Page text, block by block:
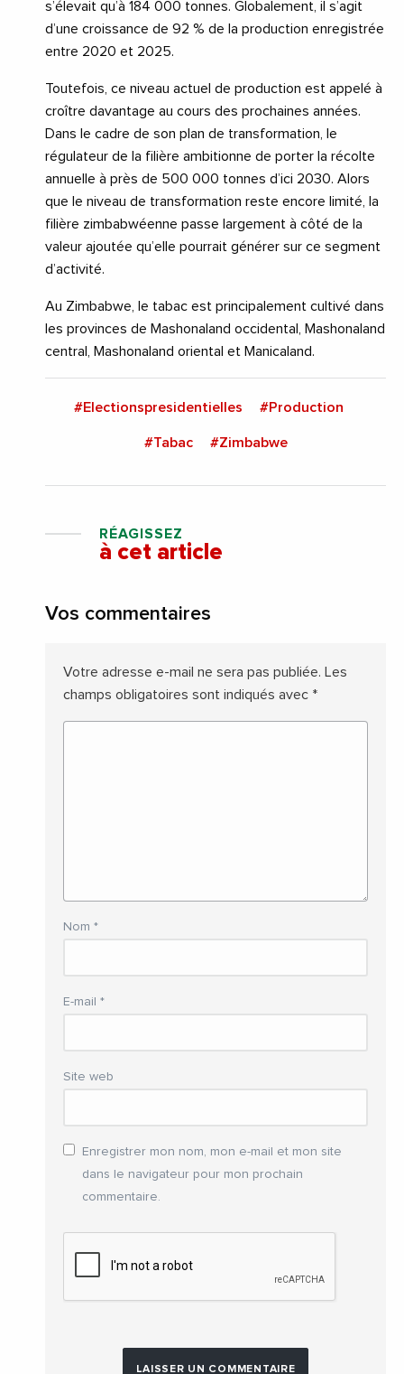
s’élevait qu’à 184 000 tonnes. Globalement, il s’agit
d’une croissance de 92 % de la production enregistrée
entre 2020 et 2025.
Toutefois, ce niveau actuel de production est appelé à
croître davantage au cours des prochaines années.
Dans le cadre de son plan de transformation, le
régulateur de la filière ambitionne de porter la récolte
annuelle à près de 500 000 tonnes d’ici 2030. Alors
que le niveau de transformation reste encore limité, la
filière zimbabwéenne passe largement à côté de la
valeur ajoutée qu’elle pourrait générer sur ce segment
d’activité.
Au Zimbabwe, le tabac est principalement cultivé dans
les provinces de Mashonaland occidental, Mashonaland
central, Mashonaland oriental et Manicaland.
#Electionspresidentielles #Production
#Tabac #Zimbabwe
RÉAGISSEZ
à cet article
Vos commentaires
Votre adresse e-mail ne sera pas publiée. Les
champs obligatoires sont indiqués avec *
Nom *
E-mail *
Site web
Enregistrer mon nom, mon e-mail et mon site
dans le navigateur pour mon prochain
commentaire.